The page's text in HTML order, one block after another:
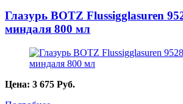
Глазурь BOTZ Flussigglasuren
миндаля 800 мл
Цена: 3 675 Руб.